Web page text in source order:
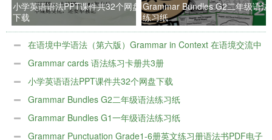
小学英语语法PPT课件共32个网盘
下载
Grammar Bundles G2二年级语法
练习纸
在语境中学语法（第六版）Grammar in Context 在语境交流中
把语法用准确
Grammar cards 语法练习卡册共3册
小学英语语法PPT课件共32个网盘下载
Grammar Bundles G2二年级语法练习纸
Grammar Bundles G1一年级语法练习纸
Grammar Punctuation Grade1-6册英文练习册语法书PDF电子